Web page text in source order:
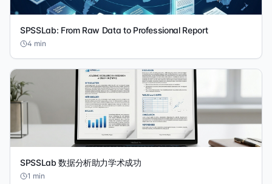
SPSSLab: From Raw Data to Professional Report
4 min
SPSSLab 数据分析助力学术成功
1 min